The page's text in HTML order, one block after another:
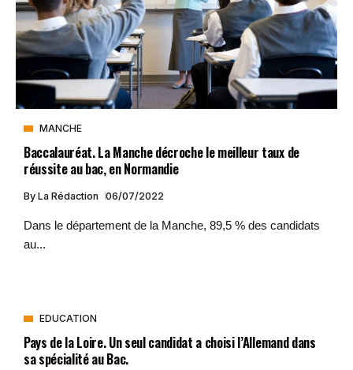
MANCHE
Baccalauréat. La Manche décroche le meilleur taux de
réussite au bac, en Normandie
By La Rédaction 06/07/2022
Dans le département de la Manche, 89,5 % des candidats
au...
EDUCATION
Pays de la Loire. Un seul candidat a choisi l’Allemand dans
sa spécialité au Bac.